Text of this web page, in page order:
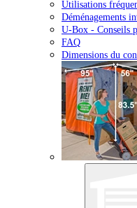
Utilisations
Déménagements
U-Box - Conseils
FAQ
Dimensions du